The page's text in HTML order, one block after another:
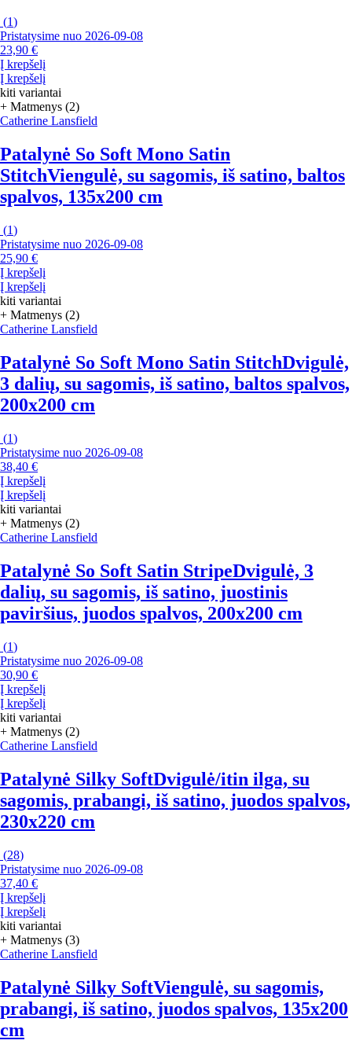
(1)
Pristatysime nuo 2026‑09‑08
23,90 €
Į krepšelį
Į krepšelį
kiti variantai
+ Matmenys (2)
Catherine Lansfield
Patalynė So Soft Mono Satin
StitchViengulė, su sagomis, iš satino, baltos
spalvos, 135x200 cm
(1)
Pristatysime nuo 2026‑09‑08
25,90 €
Į krepšelį
Į krepšelį
kiti variantai
+ Matmenys (2)
Catherine Lansfield
Patalynė So Soft Mono Satin StitchDvigulė,
3 dalių, su sagomis, iš satino, baltos spalvos,
200x200 cm
(1)
Pristatysime nuo 2026‑09‑08
38,40 €
Į krepšelį
Į krepšelį
kiti variantai
+ Matmenys (2)
Catherine Lansfield
Patalynė So Soft Satin StripeDvigulė, 3
dalių, su sagomis, iš satino, juostinis
paviršius, juodos spalvos, 200x200 cm
(1)
Pristatysime nuo 2026‑09‑08
30,90 €
Į krepšelį
Į krepšelį
kiti variantai
+ Matmenys (2)
Catherine Lansfield
Patalynė Silky SoftDvigulė/itin ilga, su
sagomis, prabangi, iš satino, juodos spalvos,
230x220 cm
(28)
Pristatysime nuo 2026‑09‑08
37,40 €
Į krepšelį
Į krepšelį
kiti variantai
+ Matmenys (3)
Catherine Lansfield
Patalynė Silky SoftViengulė, su sagomis,
prabangi, iš satino, juodos spalvos, 135x200
cm